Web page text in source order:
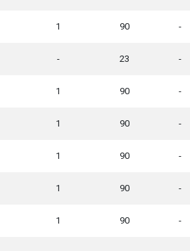
1 90 -
- 23 -
1 90 -
1 90 -
1 90 -
1 90 -
1 90 -